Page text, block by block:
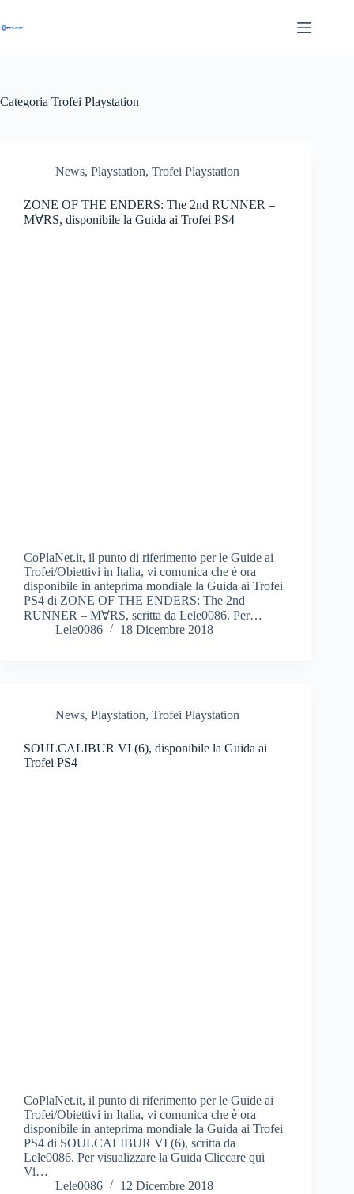
contenuto
Categoria Trofei Playstation
News, Playstation, Trofei Playstation
ZONE OF THE ENDERS: The 2nd RUNNER –
M∀RS, disponibile la Guida ai Trofei PS4
CoPlaNet.it, il punto di riferimento per le Guide ai
Trofei/Obiettivi in Italia, vi comunica che è ora
disponibile in anteprima mondiale la Guida ai Trofei
PS4 di ZONE OF THE ENDERS: The 2nd
RUNNER – M∀RS, scritta da Lele0086. Per…
Lele0086
18 Dicembre 2018
News, Playstation, Trofei Playstation
SOULCALIBUR VI (6), disponibile la Guida ai
Trofei PS4
CoPlaNet.it, il punto di riferimento per le Guide ai
Trofei/Obiettivi in Italia, vi comunica che è ora
disponibile in anteprima mondiale la Guida ai Trofei
PS4 di SOULCALIBUR VI (6), scritta da
Lele0086. Per visualizzare la Guida Cliccare qui
Vi…
Lele0086
12 Dicembre 2018